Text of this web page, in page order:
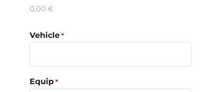
Vehicle *
Equip *